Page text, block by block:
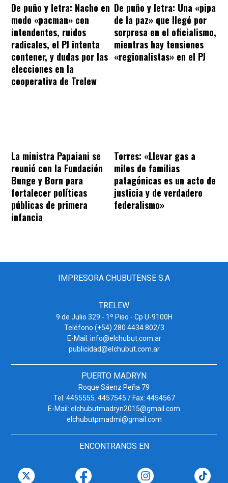
De puño y letra: Nacho en
modo «pacman» con
intendentes, ruidos
radicales, el PJ intenta
contener, y dudas por las
elecciones en la
cooperativa de Trelew
De puño y letra: Una «pipa
de la paz» que llegó por
sorpresa en el oficialismo,
mientras hay tensiones
«regionalistas» en el PJ
La ministra Papaiani se
reunió con la Fundación
Bunge y Born para
fortalecer políticas
públicas de primera
infancia
Torres: «Llevar gas a
miles de familias
patagónicas es un acto de
justicia y de verdadero
federalismo»
IMPRESORA CHUBUTENSE S.A
TRELEW
9 de Julio 329 - 1º Piso - Cp U-9100H
Teléfono (+54) 280 4434 802/3
E-Mail: info@elchubut.com.ar
publicidad@elchubut.com.ar
PUERTO MADRYN
Roque Sáenz Peña 79
Tel: 4455555. 4457545 / Fax: 4454567
E-Mail: elchubutmadryn2015@gmail.com
elchubutpmadmi@gmail.com
ENCONTRANOS EN